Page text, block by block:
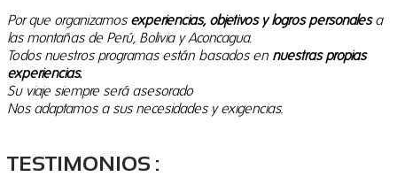
Por que organizamos experiencias, objetivos y logros personalesa
las montañas de Perú, Bolivia y Aconcagua.
Todos nuestros programas están basados en nuestras propias
experiencias.
Su viaje siempre será asesorado
Nos adaptamos a sus necesidades y exigencias.
TESTIMONIOS :